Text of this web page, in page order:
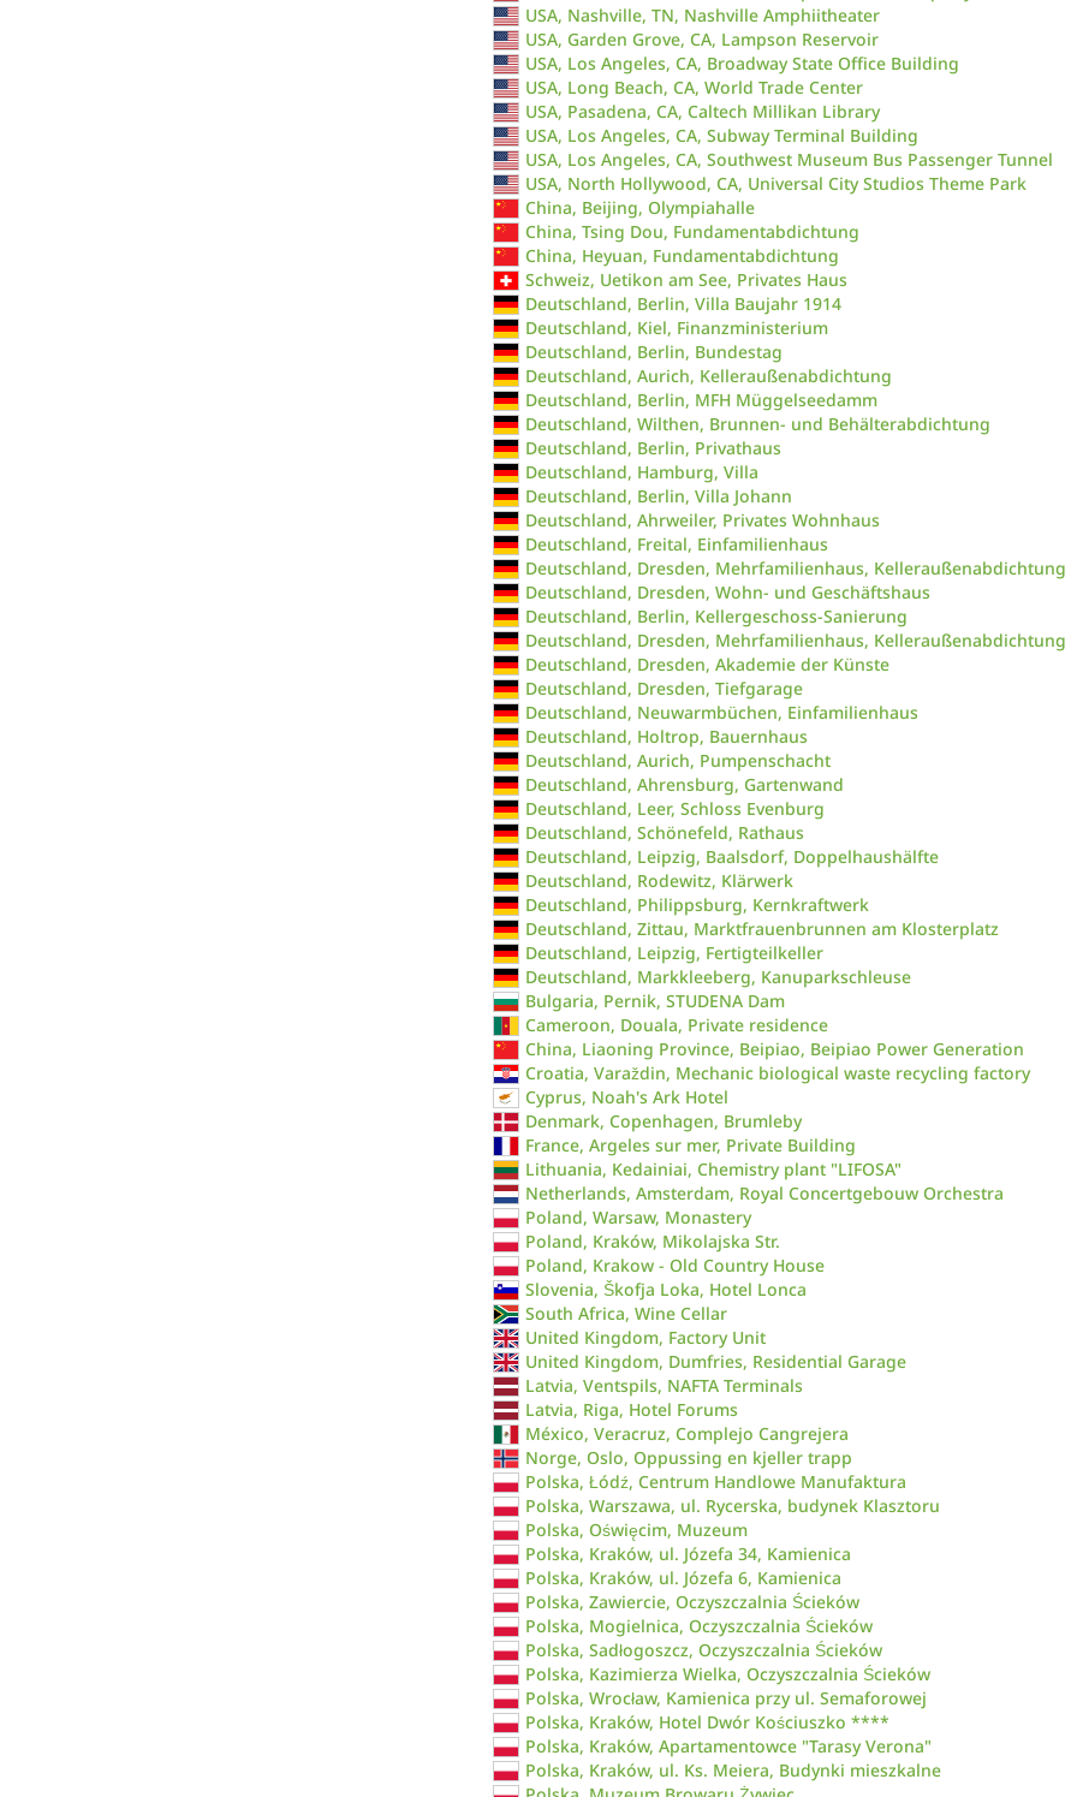
USA, Nashville, TN, Nashville Amphiitheater
USA, Garden Grove, CA, Lampson Reservoir
USA, Los Angeles, CA, Broadway State Office Building
USA, Long Beach, CA, World Trade Center
USA, Pasadena, CA, Caltech Millikan Library
USA, Los Angeles, CA, Subway Terminal Building
USA, Los Angeles, CA, Southwest Museum Bus Passenger Tunnel
USA, North Hollywood, CA, Universal City Studios Theme Park
China, Beijing, Olympiahalle
China, Tsing Dou, Fundamentabdichtung
China, Heyuan, Fundamentabdichtung
Schweiz, Uetikon am See, Privates Haus
Deutschland, Berlin, Villa Baujahr 1914
Deutschland, Kiel, Finanzministerium
Deutschland, Berlin, Bundestag
Deutschland, Aurich, Kelleraußenabdichtung
Deutschland, Berlin, MFH Müggelseedamm
Deutschland, Wilthen, Brunnen- und Behälterabdichtung
Deutschland, Berlin, Privathaus
Deutschland, Hamburg, Villa
Deutschland, Berlin, Villa Johann
Deutschland, Ahrweiler, Privates Wohnhaus
Deutschland, Freital, Einfamilienhaus
Deutschland, Dresden, Mehrfamilienhaus, Kelleraußenabdichtung
Deutschland, Dresden, Wohn- und Geschäftshaus
Deutschland, Berlin, Kellergeschoss-Sanierung
Deutschland, Dresden, Mehrfamilienhaus, Kelleraußenabdichtung
Deutschland, Dresden, Akademie der Künste
Deutschland, Dresden, Tiefgarage
Deutschland, Neuwarmbüchen, Einfamilienhaus
Deutschland, Holtrop, Bauernhaus
Deutschland, Aurich, Pumpenschacht
Deutschland, Ahrensburg, Gartenwand
Deutschland, Leer, Schloss Evenburg
Deutschland, Schönefeld, Rathaus
Deutschland, Leipzig, Baalsdorf, Doppelhaushälfte
Deutschland, Rodewitz, Klärwerk
Deutschland, Philippsburg, Kernkraftwerk
Deutschland, Zittau, Marktfrauenbrunnen am Klosterplatz
Deutschland, Leipzig, Fertigteilkeller
Deutschland, Markkleeberg, Kanuparkschleuse
Bulgaria, Pernik, STUDENA Dam
Cameroon, Douala, Private residence
China, Liaoning Province, Beipiao, Beipiao Power Generation
Croatia, Varaždin, Mechanic biological waste recycling factory
Cyprus, Noah's Ark Hotel
Denmark, Copenhagen, Brumleby
France, Argeles sur mer, Private Building
Lithuania, Kedainiai, Chemistry plant "LIFOSA"
Netherlands, Amsterdam, Royal Concertgebouw Orchestra
Poland, Warsaw, Monastery
Poland, Kraków, Mikolajska Str.
Poland, Krakow - Old Country House
Slovenia, Škofja Loka, Hotel Lonca
South Africa, Wine Cellar
United Kingdom, Factory Unit
United Kingdom, Dumfries, Residential Garage
Latvia, Ventspils, NAFTA Terminals
Latvia, Riga, Hotel Forums
México, Veracruz, Complejo Cangrejera
Norge, Oslo, Oppussing en kjeller trapp
Polska, Łódź, Centrum Handlowe Manufaktura
Polska, Warszawa, ul. Rycerska, budynek Klasztoru
Polska, Oświęcim, Muzeum
Polska, Kraków, ul. Józefa 34, Kamienica
Polska, Kraków, ul. Józefa 6, Kamienica
Polska, Zawiercie, Oczyszczalnia Ścieków
Polska, Mogielnica, Oczyszczalnia Ścieków
Polska, Sadłogoszcz, Oczyszczalnia Ścieków
Polska, Kazimierza Wielka, Oczyszczalnia Ścieków
Polska, Wrocław, Kamienica przy ul. Semaforowej
Polska, Kraków, Hotel Dwór Kościuszko ****
Polska, Kraków, Apartamentowce "Tarasy Verona"
Polska, Kraków, ul. Ks. Meiera, Budynki mieszkalne